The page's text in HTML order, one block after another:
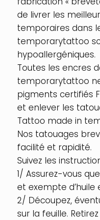
de livrer les
temporaires dans
temporarytattoo
hypoallergéniques.
Toutes les encres
temporarytattoo
pigments certifiés
et enlever les
Tattoo made in
Nos tatouages
facilité et rapidité.
Suivez les
1/ Assurez-vous
et exempte
2/ Découpez,
sur la feuille.